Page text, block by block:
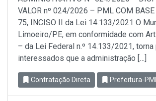
VALOR nº 024/2026 – PML COM BASE
75, INCISO II da Lei 14.133/2021 O
Limoeiro/PE, em conformidade com
– da Lei Federal n.º 14.133/2021,
interessados que a administração […]
Contratação Direta Prefeitura-